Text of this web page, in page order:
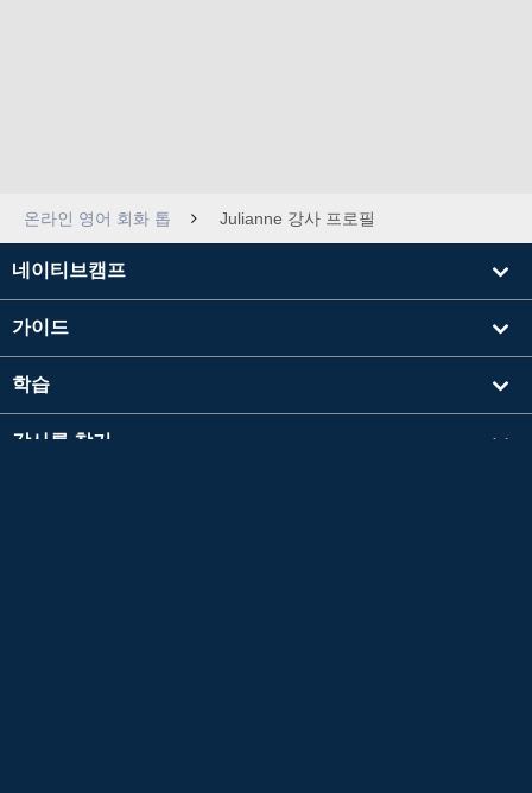
온라인 영어 회화 톱 Julianne 강사 프로필
네이티브캠프
가이드
학습
강사를 찾기